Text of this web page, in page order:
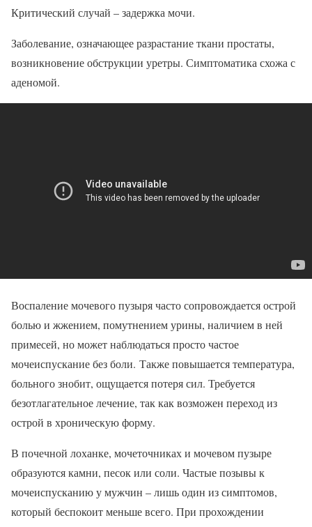
Критический случай – задержка мочи.
Заболевание, означающее разрастание ткани простаты,
возникновение обструкции уретры. Симптоматика схожа с
аденомой.
Воспаление мочевого пузыря часто сопровождается острой
болью и жжением, помутнением урины, наличием в ней
примесей, но может наблюдаться просто частое
мочеиспускание без боли. Также повышается температура,
больного знобит, ощущается потеря сил. Требуется
безотлагательное лечение, так как возможен переход из
острой в хроническую форму.
В почечной лоханке, мочеточниках и мочевом пузыре
образуются камни, песок или соли. Частые позывы к
мочеиспусканию у мужчин – лишь один из симптомов,
который беспокоит меньше всего. При прохождении